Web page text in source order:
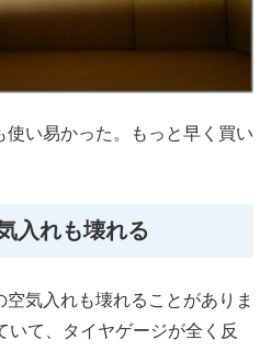
い易かった。もっと早く買い
入れも壊れる
気入れも壊れることがありま
いて、タイヤゲージが全く反